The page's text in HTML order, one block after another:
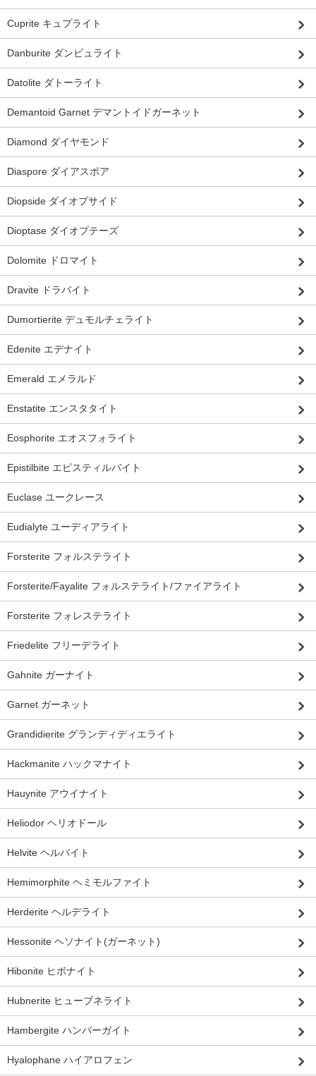
Cuprite キュプライト
Danburite ダンビュライト
Datolite ダトーライト
Demantoid Garnet デマントイドガーネット
Diamond ダイヤモンド
Diaspore ダイアスポア
Diopside ダイオプサイド
Dioptase ダイオプテーズ
Dolomite ドロマイト
Dravite ドラバイト
Dumortierite デュモルチェライト
Edenite エデナイト
Emerald エメラルド
Enstatite エンスタタイト
Eosphorite エオスフォライト
Epistilbite エピスティルバイト
Euclase ユークレース
Eudialyte ユーディアライト
Forsterite フォルステライト
Forsterite/Fayalite フォルステライト/ファイアライト
Forsterite フォレステライト
Friedelite フリーデライト
Gahnite ガーナイト
Garnet ガーネット
Grandidierite グランディディエライト
Hackmanite ハックマナイト
Hauynite アウイナイト
Heliodor ヘリオドール
Helvite ヘルバイト
Hemimorphite ヘミモルファイト
Herderite ヘルデライト
Hessonite ヘソナイト(ガーネット)
Hibonite ヒボナイト
Hubnerite ヒューブネライト
Hambergite ハンバーガイト
Hyalophane ハイアロフェン